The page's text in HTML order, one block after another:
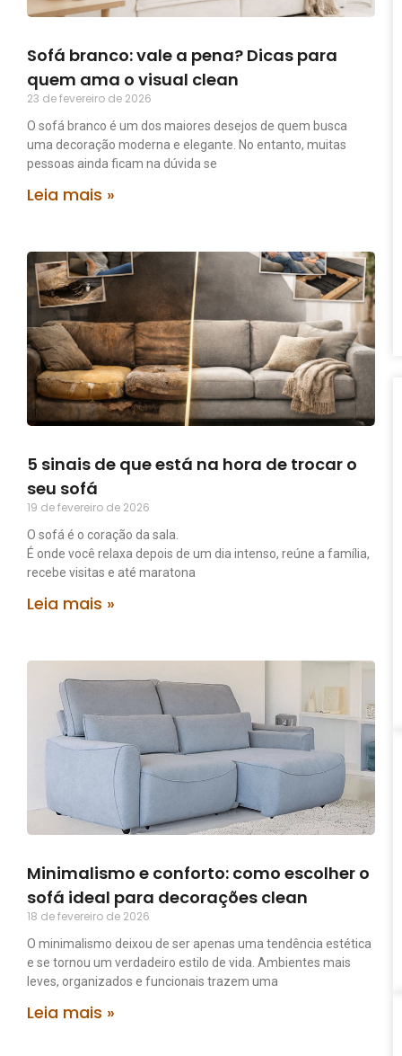
Sofá branco: vale a pena? Dicas para
quem ama o visual clean
23 de fevereiro de 2026
O sofá branco é um dos maiores desejos de quem busca
uma decoração moderna e elegante. No entanto, muitas
pessoas ainda ficam na dúvida se
Leia mais »
5 sinais de que está na hora de trocar o
seu sofá
19 de fevereiro de 2026
O sofá é o coração da sala.
É onde você relaxa depois de um dia intenso, reúne a família,
recebe visitas e até maratona
Leia mais »
Minimalismo e conforto: como escolher o
sofá ideal para decorações clean
18 de fevereiro de 2026
O minimalismo deixou de ser apenas uma tendência estética
e se tornou um verdadeiro estilo de vida. Ambientes mais
leves, organizados e funcionais trazem uma
Leia mais »